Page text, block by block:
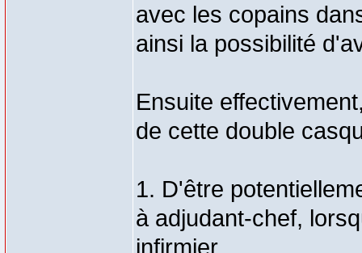
avec les copains
ainsi la possibilité
Ensuite
de cette double
1. D'être
à adjudant-chef,
infirmier